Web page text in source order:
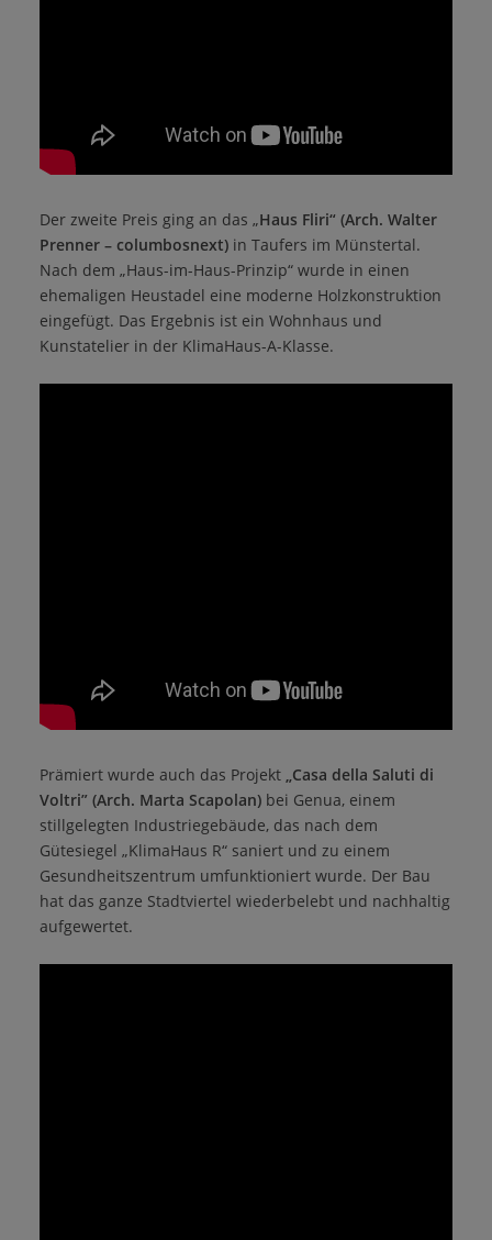
Der zweite Preis ging an das „Haus Fliri“ (Arch. Walter
Prenner – columbosnext) in Taufers im Münstertal.
Nach dem „Haus-im-Haus-Prinzip“ wurde in einen
ehemaligen Heustadel eine moderne Holzkonstruktion
eingefügt. Das Ergebnis ist ein Wohnhaus und
Kunstatelier in der KlimaHaus-A-Klasse.
Prämiert wurde auch das Projekt „Casa della Saluti di
Voltri” (Arch. Marta Scapolan)bei Genua, einem
stillgelegten Industriegebäude, das nach dem
Gütesiegel „KlimaHaus R“ saniert und zu einem
Gesundheitszentrum umfunktioniert wurde. Der Bau
hat das ganze Stadtviertel wiederbelebt und nachhaltig
aufgewertet.